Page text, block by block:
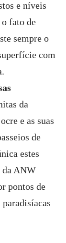
e níveis
o fato de
sempre o
com
da
e as suas
de
estes
da ANW
pontos de